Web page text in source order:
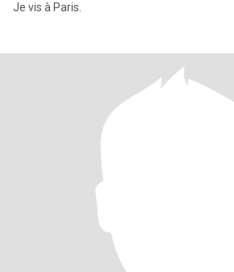
Je vis à Paris.